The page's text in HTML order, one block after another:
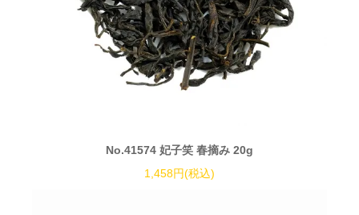
No.41574 妃子笑 春摘み 20g
1,458円(税込)